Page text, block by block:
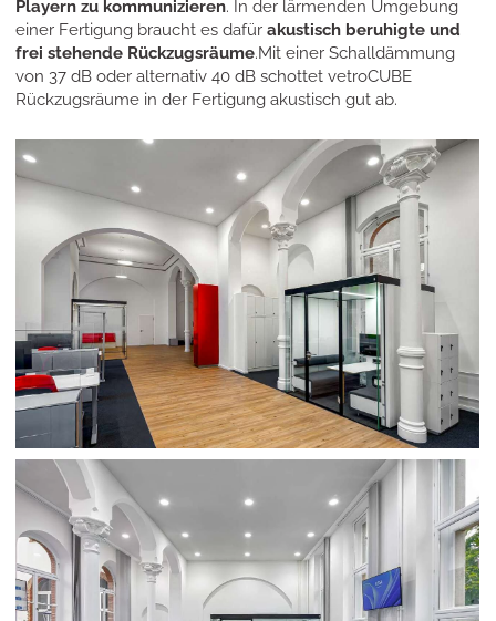
Playern zu kommunizieren. In der lärmenden Umgebung
einer Fertigung braucht es dafürakustisch beruhigte und
frei stehende Rückzugsräume.Mit einer Schalldämmung
von 37 dB oder alternativ 40 dB schottet vetroCUBE
Rückzugsräume in der Fertigung akustisch gut ab.